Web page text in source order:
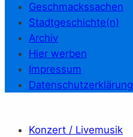
Geschmackssachen
Stadtgeschichte(n)
Archiv
Hier werben
Impressum
Datenschutzerklärung
Konzert / Livemusik